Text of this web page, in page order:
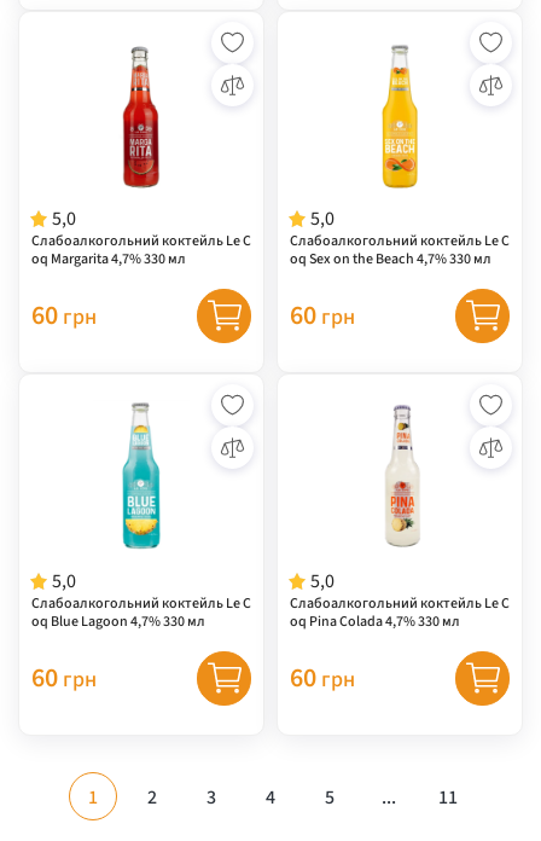
5,0
Слабоалкогольний коктейль Le C
oq Margarita 4,7% 330 мл
60 грн
5,0
Слабоалкогольний коктейль Le C
oq Sex on the Beach 4,7% 330 мл
60 грн
5,0
Слабоалкогольний коктейль Le C
oq Blue Lagoon 4,7% 330 мл
60 грн
5,0
Слабоалкогольний коктейль Le C
oq Pina Colada 4,7% 330 мл
60 грн
1 2 3 4 5 ... 11